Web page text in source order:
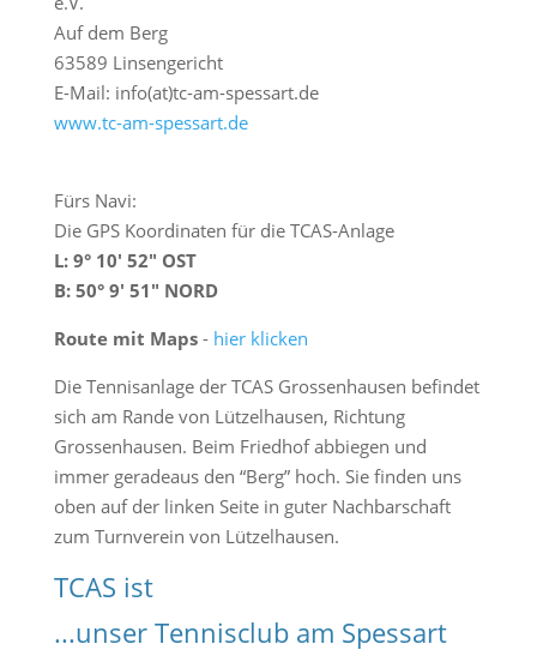
Auf dem Berg
63589 Linsengericht
E-Mail: info(at)tc-am-spessart.de
www.tc-am-spessart.de
Fürs Navi:
Die GPS Koordinaten für die TCAS-Anlage
L: 9° 10′ 52″ OST
B: 50° 9′ 51″ NORD
Route mit Maps- hier klicken
Die Tennisanlage der TCAS Grossenhausen befindet
sich am Rande von Lützelhausen, Richtung
Grossenhausen. Beim Friedhof abbiegen und
immer geradeaus den “Berg” hoch. Sie finden uns
oben auf der linken Seite in guter Nachbarschaft
zum Turnverein von Lützelhausen.
TCAS ist
...unser Tennisclub am Spessart